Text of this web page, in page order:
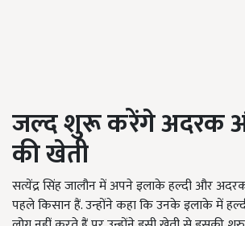
जल्द शुरू करेंगे अदरक
की खेती
सत्येंद्र सिंह जालौन में अपने इलाके हल्दी और
पहले किसान हैं. उन्होंने कहा कि उनके इलाके में